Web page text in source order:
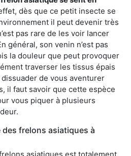
dès que ce petit insecte se
il peut devenir très
pas rare de les voir lancer
général, son venin n’est pas
la douleur que peut provoquer
traverser les tissus épais
de vous aventurer
il faut savoir que cette espèce
vous piquer à plusieurs
des frelons asiatiques à
asiatiques est totalement